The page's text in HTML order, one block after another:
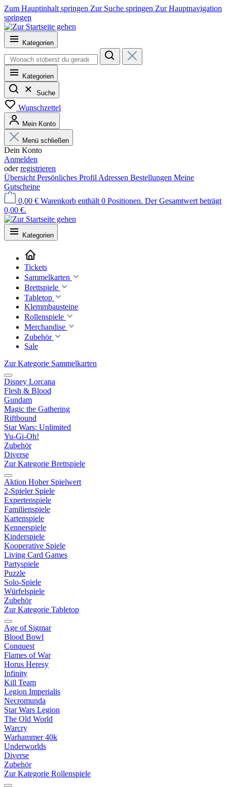
Zum Hauptinhalt springen Zur Suche springen Zur Hauptnavigation
springen
Kategorien
Kategorien
Suche
Wunschzettel
Mein Konto
Menü schließen
Dein Konto
Anmelden
oderregistrieren
Übersicht Persönliches Profil Adressen Bestellungen Meine
Gutscheine
0,00 € Warenkorb enthält 0 Positionen. Der Gesamtwert beträgt
0,00 €.
Kategorien
Tickets
Sammelkarten
Brettspiele
Tabletop
Klemmbausteine
Rollenspiele
Merchandise
Zubehör
Sale
Zur Kategorie Sammelkarten
Disney Lorcana
Flesh & Blood
Gundam
Magic the Gathering
Riftbound
Star Wars: Unlimited
Yu-Gi-Oh!
Zubehör
Diverse
Zur Kategorie Brettspiele
Aktion Hoher Spielwert
2-Spieler Spiele
Expertenspiele
Familienspiele
Kartenspiele
Kennerspiele
Kinderspiele
Kooperative Spiele
Living Card Games
Partyspiele
Puzzle
Solo-Spiele
Würfelspiele
Zubehör
Zur Kategorie Tabletop
Age of Sigmar
Blood Bowl
Conquest
Flames of War
Horus Heresy
Infinity
Kill Team
Legion Imperialis
Necromunda
Star Wars Legion
The Old World
Warcry
Warhammer 40k
Underworlds
Diverse
Zubehör
Zur Kategorie Rollenspiele